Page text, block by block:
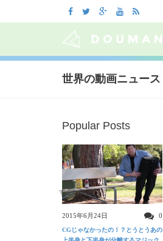
世界の動画ニュース
Popular Posts
すごい動画
2015年6月24日 0
CGじゃなかったの！？とうとうあの